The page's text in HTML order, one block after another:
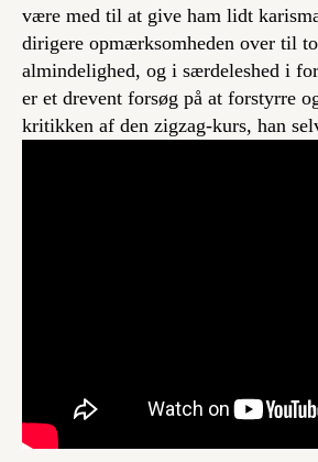
være med til at give ham lidt
dirigere opmærksomheden over til
almindelighed, og i særdeleshed i
er et drevent forsøg på at forstyrre
kritikken af den zigzag-kurs, han